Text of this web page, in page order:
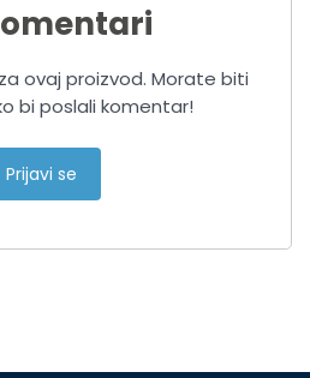
ovaj proizvod. Morate biti
bi poslali komentar!
Prijavi se